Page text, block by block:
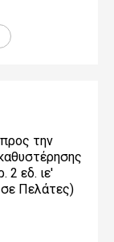
την
2 εδ. ιε'
Πελάτες)